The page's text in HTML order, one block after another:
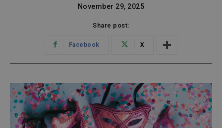
November 29, 2025
Share post:
Facebook X